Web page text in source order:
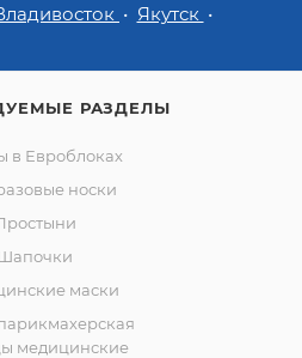
Якутск
РАЗДЕЛЫ
в Евроблоках
носки
маски
медицинские